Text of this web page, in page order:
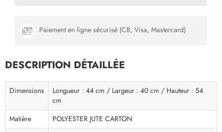
Paiement en ligne sécurisé (CB, Visa, Mastercard)
DESCRIPTION DÉTAILLÉE
Dimensions
Longueur : 44 cm / Largeur : 40 cm / Hauteur : 54
cm
Matière
POLYESTER JUTE CARTON